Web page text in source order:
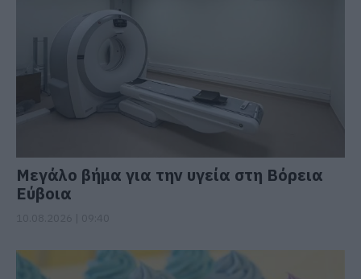
Μεγάλο βήμα για την υγεία στη Βόρεια
Εύβοια